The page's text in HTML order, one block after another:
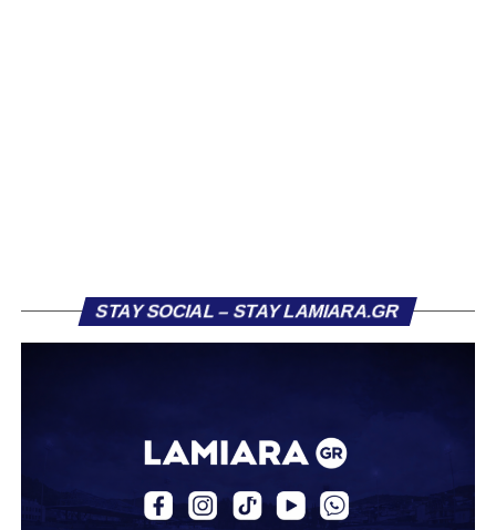
«Ο Α.Ο. Σαρωνικός Αναβύσσου ανακοινώνει την
περσινή σεζόν πραγματοποίησε γεμάτη χρονιά στη Γ’
STAY SOCIAL – STAY LAMIARA.GR